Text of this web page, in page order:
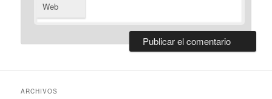
Web
ARCHIVOS